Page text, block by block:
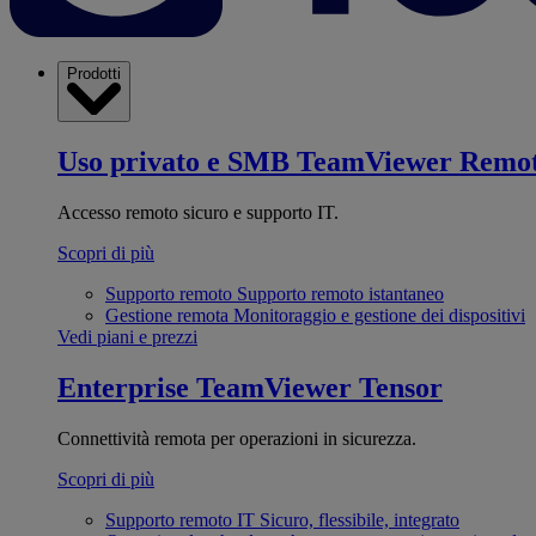
Prodotti
Uso privato e SMB TeamViewer
Accesso remoto sicuro e supporto IT.
Scopri di più
Supporto remoto Supporto remoto istantaneo
Gestione remota Monitoraggio e gestione dei dispositivi
Vedi piani e prezzi
Enterprise TeamViewer Tensor
Connettività remota per operazioni in sicurezza.
Scopri di più
Supporto remoto IT Sicuro, flessibile, integrato